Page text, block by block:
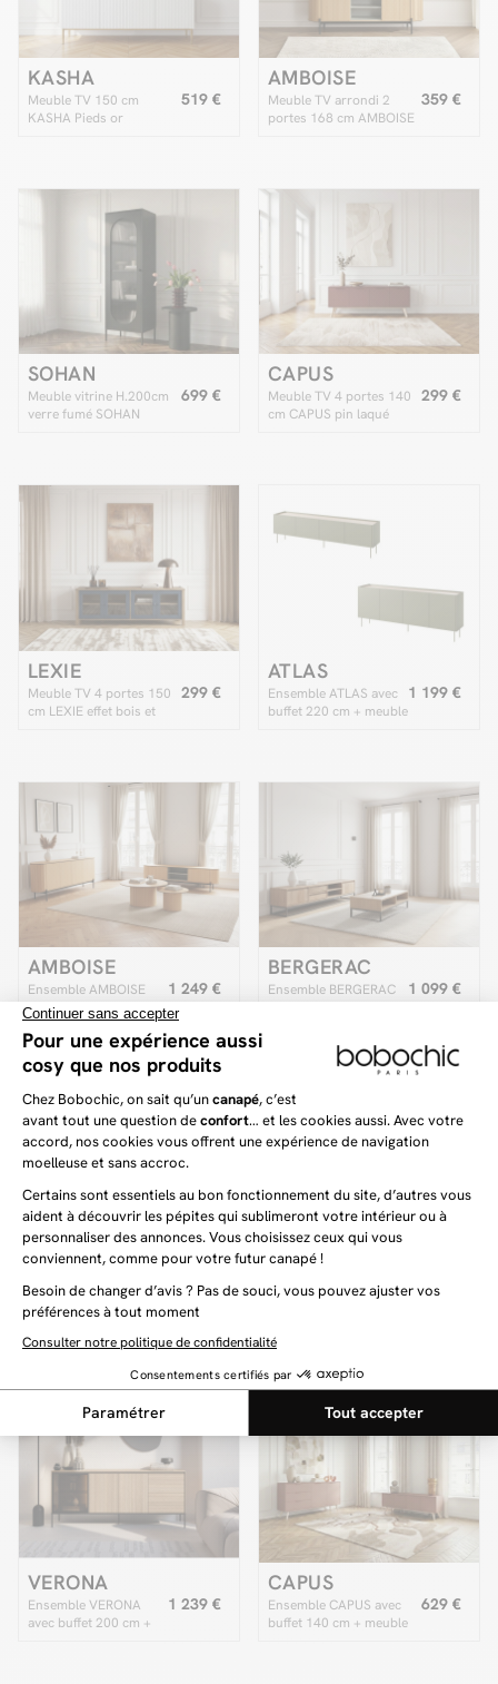
KASHA
Meuble TV 150 cm
KASHA Pieds or
519 €
AMBOISE
Meuble TV arrondi 2
portes 168 cm AMBOISE
359 €
SOHAN
Meuble vitrine H.200cm
verre fumé SOHAN
699 €
CAPUS
Meuble TV 4 portes 140
cm CAPUS pin laqué
299 €
LEXIE
Meuble TV 4 portes 150
cm LEXIE effet bois et
299 €
ATLAS
Ensemble ATLAS avec
buffet 220 cm + meuble
1 199 €
AMBOISE
Ensemble AMBOISE
avec buffet arrondi 200
cm + meuble TV 200
cm + 2 tables basses
couleur chêne
1 249 €
BERGERAC
Ensemble BERGERAC
avec meuble TV 200
bois massif de
1 099 €
KASHA
Ensemble KASHA avec
buffet 150 cm + table
1 399 €
KASHA
buffet 4 portes 200 cm
noirs
VERONA
Ensemble VERONA
avec buffet 200 cm +
1 239 €
CAPUS
Ensemble CAPUS avec
buffet 140 cm + meuble
629 €